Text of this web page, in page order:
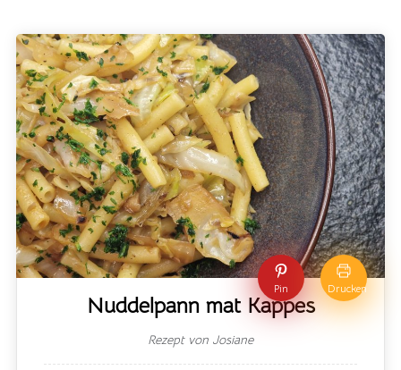
Pin Drucken
Nuddelpann mat Kappes
Rezept von Josiane